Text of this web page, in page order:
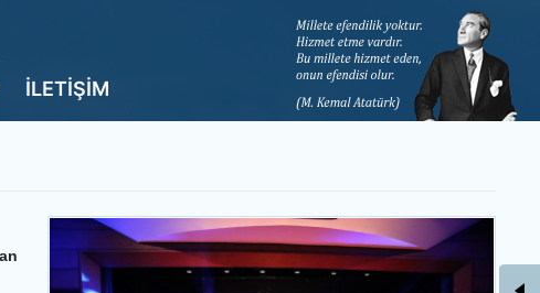
İLETİŞİM